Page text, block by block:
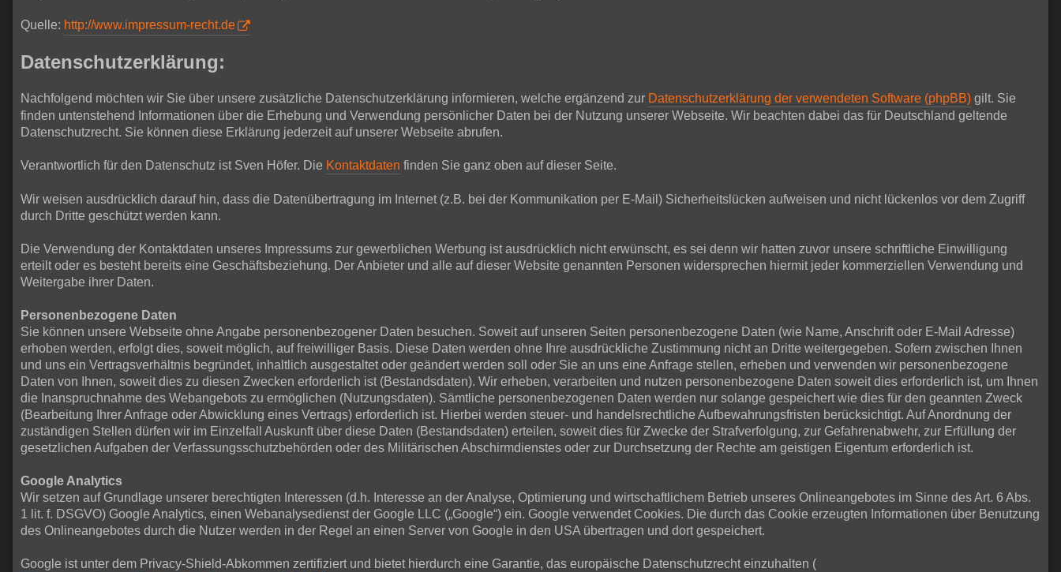
Quelle: http://www.impressum-recht.de
Datenschutzerklärung:
Nachfolgend möchten wir Sie über unsere zusätzliche Datenschutzerklärung informieren, welche ergänzend zur Datenschutzerklärung der verwendeten Software (phpBB) gilt. Sie
finden untenstehend Informationen über die Erhebung und Verwendung persönlicher Daten bei der Nutzung unserer Webseite. Wir beachten dabei das für Deutschland geltende
Datenschutzrecht. Sie können diese Erklärung jederzeit auf unserer Webseite abrufen.
Verantwortlich für den Datenschutz ist Sven Höfer. Die Kontaktdaten finden Sie ganz oben auf dieser Seite.
Wir weisen ausdrücklich darauf hin, dass die Datenübertragung im Internet (z.B. bei der Kommunikation per E-Mail) Sicherheitslücken aufweisen und nicht lückenlos vor dem Zugriff
durch Dritte geschützt werden kann.
Die Verwendung der Kontaktdaten unseres Impressums zur gewerblichen Werbung ist ausdrücklich nicht erwünscht, es sei denn wir hatten zuvor unsere schriftliche Einwilligung
erteilt oder es besteht bereits eine Geschäftsbeziehung. Der Anbieter und alle auf dieser Website genannten Personen widersprechen hiermit jeder kommerziellen Verwendung und
Weitergabe ihrer Daten.
Personenbezogene Daten
Sie können unsere Webseite ohne Angabe personenbezogener Daten besuchen. Soweit auf unseren Seiten personenbezogene Daten (wie Name, Anschrift oder E-Mail Adresse)
erhoben werden, erfolgt dies, soweit möglich, auf freiwilliger Basis. Diese Daten werden ohne Ihre ausdrückliche Zustimmung nicht an Dritte weitergegeben. Sofern zwischen Ihnen
und uns ein Vertragsverhältnis begründet, inhaltlich ausgestaltet oder geändert werden soll oder Sie an uns eine Anfrage stellen, erheben und verwenden wir personenbezogene
Daten von Ihnen, soweit dies zu diesen Zwecken erforderlich ist (Bestandsdaten). Wir erheben, verarbeiten und nutzen personenbezogene Daten soweit dies erforderlich ist, um Ihnen
die Inanspruchnahme des Webangebots zu ermöglichen (Nutzungsdaten). Sämtliche personenbezogenen Daten werden nur solange gespeichert wie dies für den geannten Zweck
(Bearbeitung Ihrer Anfrage oder Abwicklung eines Vertrags) erforderlich ist. Hierbei werden steuer- und handelsrechtliche Aufbewahrungsfristen berücksichtigt. Auf Anordnung der
zuständigen Stellen dürfen wir im Einzelfall Auskunft über diese Daten (Bestandsdaten) erteilen, soweit dies für Zwecke der Strafverfolgung, zur Gefahrenabwehr, zur Erfüllung der
gesetzlichen Aufgaben der Verfassungsschutzbehörden oder des Militärischen Abschirmdienstes oder zur Durchsetzung der Rechte am geistigen Eigentum erforderlich ist.
Google Analytics
Wir setzen auf Grundlage unserer berechtigten Interessen (d.h. Interesse an der Analyse, Optimierung und wirtschaftlichem Betrieb unseres Onlineangebotes im Sinne des Art. 6 Abs.
1 lit. f. DSGVO) Google Analytics, einen Webanalysedienst der Google LLC („Google“) ein. Google verwendet Cookies. Die durch das Cookie erzeugten Informationen über Benutzung
des Onlineangebotes durch die Nutzer werden in der Regel an einen Server von Google in den USA übertragen und dort gespeichert.
Google ist unter dem Privacy-Shield-Abkommen zertifiziert und bietet hierdurch eine Garantie, das europäische Datenschutzrecht einzuhalten (